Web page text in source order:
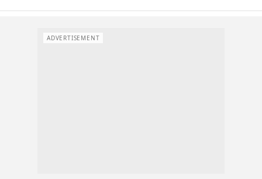
ADVERTISEMENT